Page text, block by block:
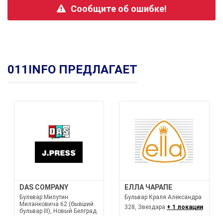
Сообщите об ошибке!
011INFO ПРЕДЛАГАЕТ
DAS COMPANY
Булевар Милутин
Миланковича 62 (бывший
бульвар III), Новый Белград
ЕЛЛА ЧАРАПЕ
Бульвар Краля Александра
328, Звездара + 1 локации